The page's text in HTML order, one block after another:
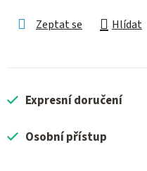
Zeptat se Hlídat
Expresní doručení
Osobní přístup